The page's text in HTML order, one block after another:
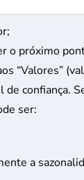
o próximo
“Valores”
confiança.
ser:
a